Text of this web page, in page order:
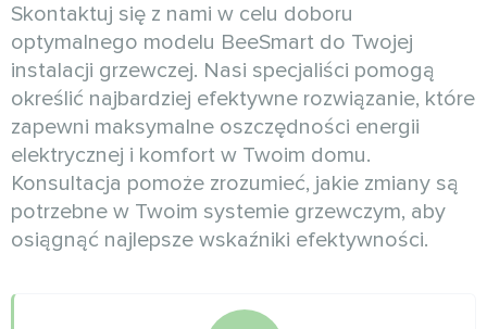
Skontaktuj się z nami w celu doboru
optymalnego modelu BeeSmart do Twojej
instalacji grzewczej. Nasi specjaliści pomogą
określić najbardziej efektywne rozwiązanie, które
zapewni maksymalne oszczędności energii
elektrycznej i komfort w Twoim domu.
Konsultacja pomoże zrozumieć, jakie zmiany są
potrzebne w Twoim systemie grzewczym, aby
osiągnąć najlepsze wskaźniki efektywności.